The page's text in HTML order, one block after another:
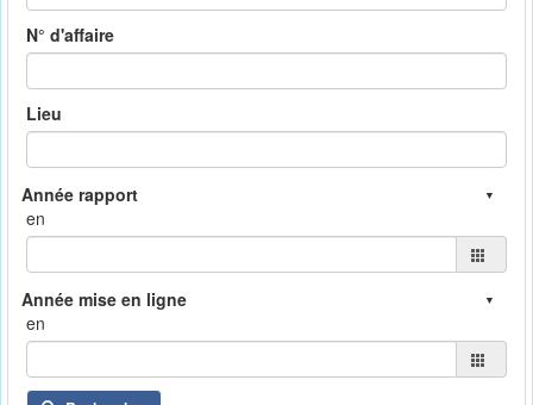
N° d'affaire
Lieu
en
en